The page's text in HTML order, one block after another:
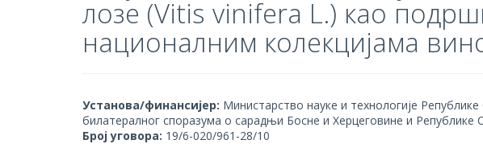
лозе (Vitis vinifera L.) као
националним колекцијама
Установа/финансијер: Министарство науке и технологије
билатералног споразума о сарадњи Босне и Херцеговине и Републике
Број уговора: 19/6-020/961-28/10